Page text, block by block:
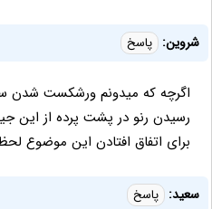
شروین: پاسخ
اگرچه که میدونم ورشکست شدن
رسیدن رنو در پشت پرده از
برای اتفاق افتادن این موضوع
سعید: پاسخ